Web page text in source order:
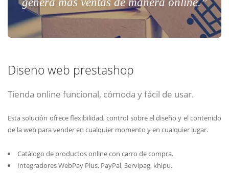
Diseno web prestashop
Tienda online funcional, cómoda y fácil de usar.
Esta solución ofrece flexibilidad, control sobre el diseño y el contenido
de la web para vender en cualquier momento y en cualquier lugar.
Catálogo de productos online con carro de compra.
Integradores WebPay Plus, PayPal, Servipag, khipu.